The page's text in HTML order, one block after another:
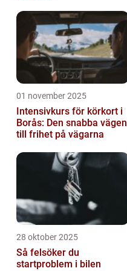
01 november 2025
Intensivkurs för körkort i
Borås: Den snabba vägen
till frihet på vägarna
28 oktober 2025
Så felsöker du
startproblem i bilen